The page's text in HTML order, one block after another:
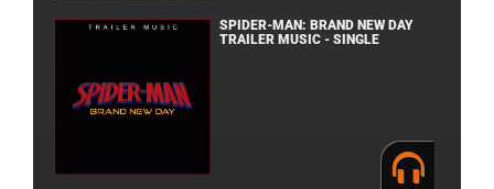
SPIDER-MAN: BRAND NEW DAY
TRAILER MUSIC - SINGLE